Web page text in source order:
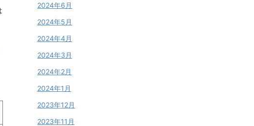
2024年6月
2024年5月
2024年4月
2024年3月
2024年2月
2024年1月
2023年12月
2023年11月